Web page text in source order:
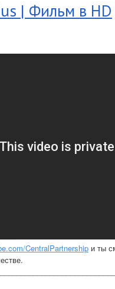
| Фильм в HD
CentralPartnership и ты